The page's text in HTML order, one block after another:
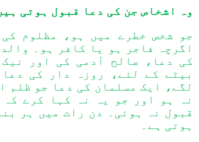
وہ اشخاص جن کی دعا قبول ہوتی
جو شخص خطرے میں ہو، مظلوم
اگرچہ فاجر ہو یا کافر ہو۔
کی دعا، صالح آدمی کی اور
بیٹے کے لئے، روزہ دار کی
لگے، ایک مسلمان کی دعا جو ظلم
نہ ہو اور جو یہ نہ کہا کرے کہ
قبول نہ ہوئی۔ دن رات میں ہر
ہوتی ہے۔